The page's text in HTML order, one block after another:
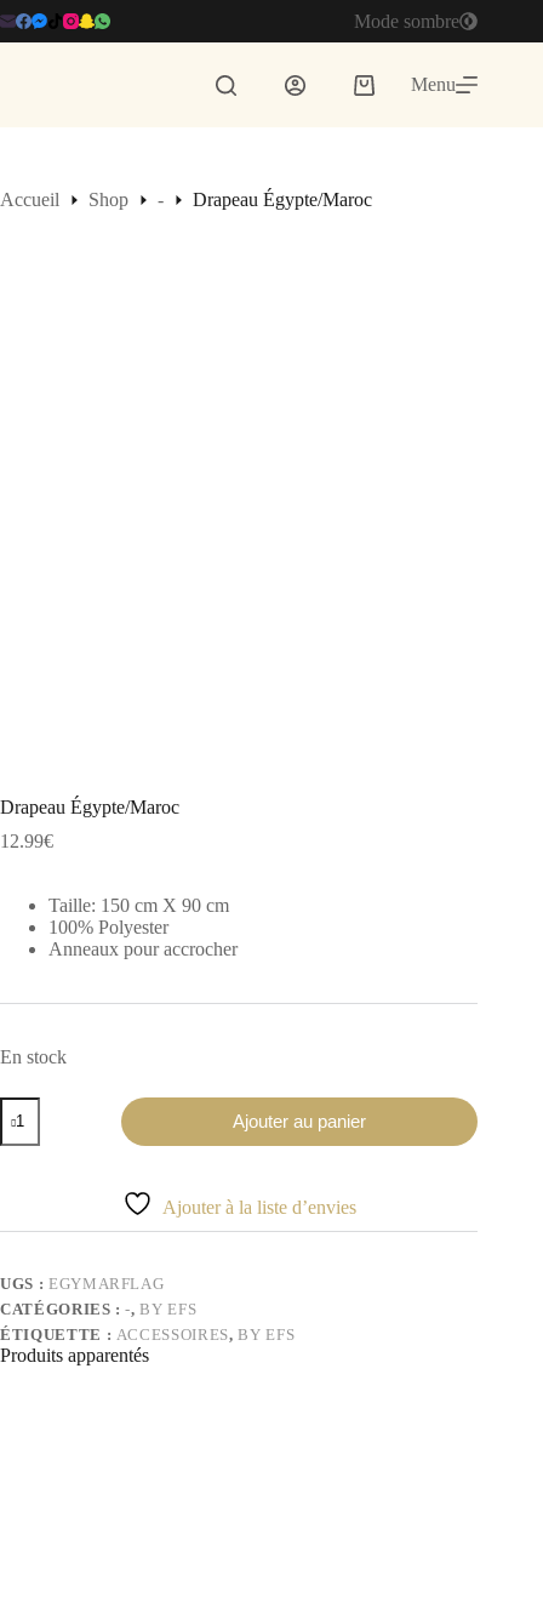
Passer
au
Mode sombre
Panier
Menu
Accueil Shop - Drapeau Égypte/Maroc
Drapeau Égypte/Maroc
12.99€
Taille: 150 cm X 90 cm
100% Polyester
Anneaux pour accrocher
En stock
quantité
de
Drapeau
Ajouter au panier
Ajouter à la liste d’envies
UGS : EGYMARFLAG
CATÉGORIES :-,BY EFS
ÉTIQUETTE : ACCESSOIRES,BY EFS
Produits apparentés